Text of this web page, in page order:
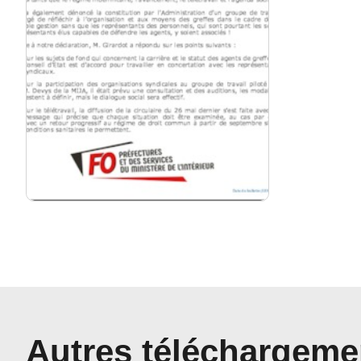
Autres